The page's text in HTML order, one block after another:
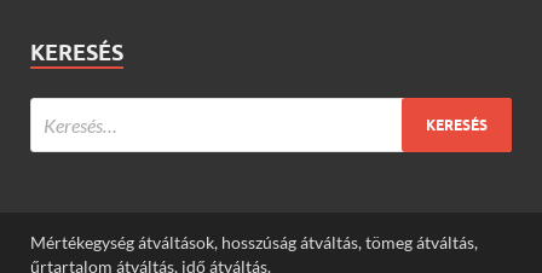
KERESÉS
Mértékegység átváltások, hosszúság átváltás, tömeg átváltás,
űrtartalom átváltás, idő átváltás.